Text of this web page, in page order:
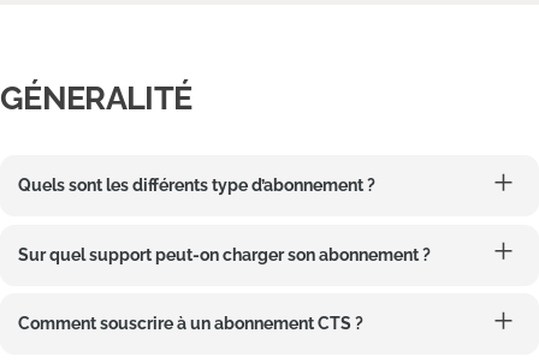
GÉNERALITÉ
Quels sont les différents type d’abonnement ?
Sur quel support peut-on charger son abonnement ?
Comment souscrire à un abonnement CTS ?